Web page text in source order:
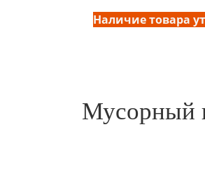
Наличие товара
Мусорный